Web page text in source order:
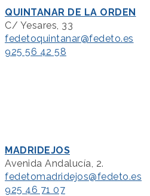
QUINTANAR DE LA ORDEN
C/ Yesares, 33
fedetoquintanar@fedeto.es
925 56 42 58
MADRIDEJOS
Avenida Andalucía, 2.
fedetomadridejos@fedeto.es
925 46 71 07